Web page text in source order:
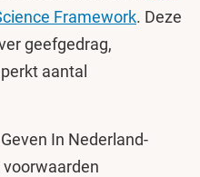
Framework. Deze
geefgedrag,
aantal
In Nederland-